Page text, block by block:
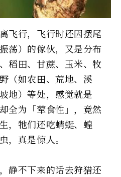
飞行，飞行时还因摆尾
荡）的傢伙，又是分布
稻田、甘蔗、玉米、牧
（如农田、荒地、溪
地）等处，感觉就是
全为「荤食性」，竟然
，牠们还吃蜻蜓、蝗
，真是惊人。
静不下来的话去狩猎还